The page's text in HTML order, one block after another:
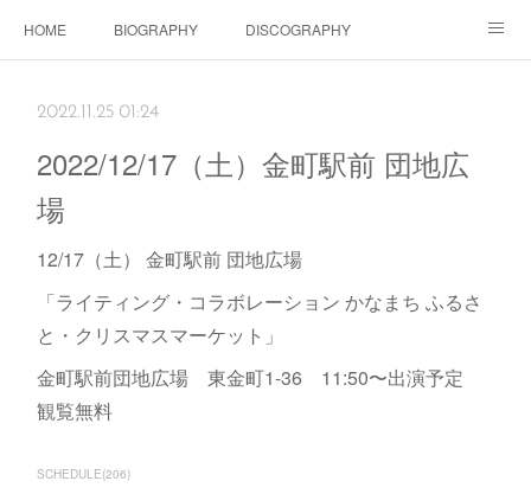
HOME BIOGRAPHY DISCOGRAPHY
2022.11.25 01:24
2022/12/17（土）金町駅前 団地広
場
12/17（土） 金町駅前 団地広場
「ライティング・コラボレーション かなまち ふるさ
と・クリスマスマーケット」
金町駅前団地広場 東金町1-36 11:50〜出演予定
観覧無料
SCHEDULE(206)